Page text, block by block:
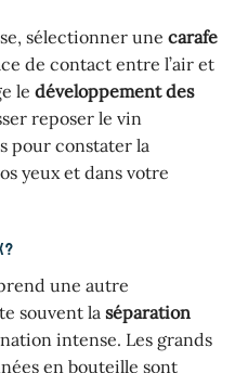
sélectionner une carafe
de contact entre l’air et
le développement des
reposer le vin
pour constater la
yeux et dans votre
?
une autre
souvent la séparation
intense. Les grands
en bouteille sont